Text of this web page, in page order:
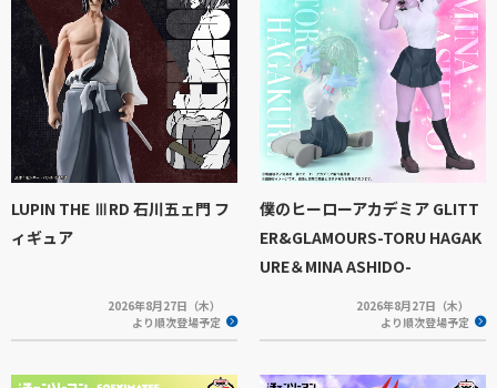
LUPIN THE ⅢRD 石川五ェ門 フ
ィギュア
2026年8月27日（木）
より順次登場予定
僕のヒーローアカデミア GLITT
ER&GLAMOURS-TORU HAGAK
URE＆MINA ASHIDO-
2026年8月27日（木）
より順次登場予定